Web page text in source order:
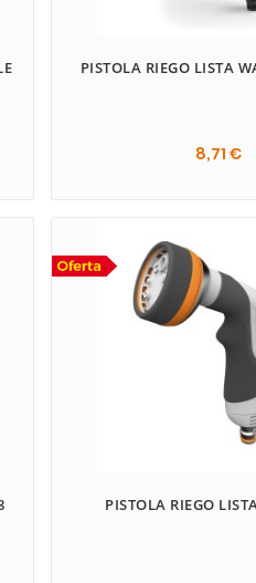
PISTOLA RIEGO LISTA
8,71 €
PISTOLA RIEGO